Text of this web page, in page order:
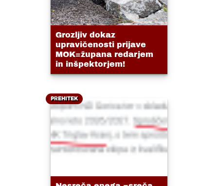
Grozljiv dokaz
upravičenosti prijave
MOK=župana redarjem
in inšpektorjem!
PREHITEK